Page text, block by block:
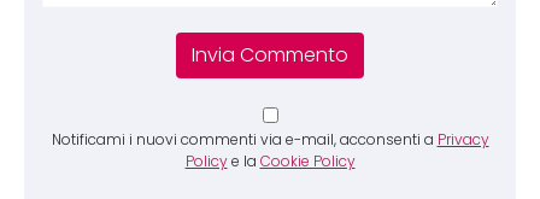
Notificami i nuovi commenti via e-mail, acconsenti a Privacy
Policy e la Cookie Policy